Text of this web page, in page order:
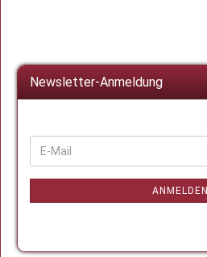
Newsletter-Anmeldung
WEITER
ZUR
NEWSLETTER-
E-
Mail
ANMELDEN